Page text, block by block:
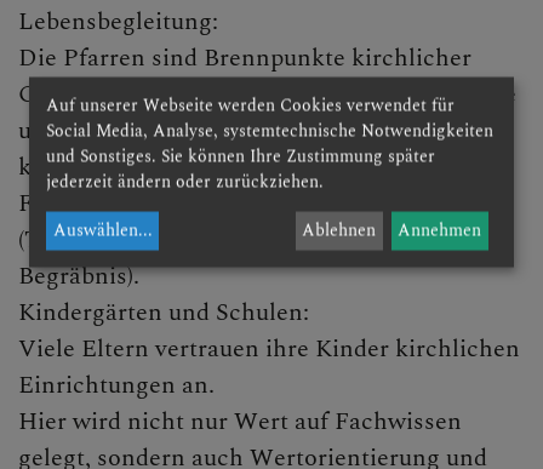
Lebensbegleitung:
Die Pfarren sind Brennpunkte kirchlicher
Gemeinschaft und ein Netzwerk für Seelsorge
und Lebensqualität. Pfarren gestalten auch
kirchliche Hochfeste und sind Orte für die
Feier von Markierungspunkten im Leben
(Taufe, Erstkommunion, Firmung, Hochzeit,
Begräbnis).
Kindergärten und Schulen:
Viele Eltern vertrauen ihre Kinder kirchlichen
Einrichtungen an.
Hier wird nicht nur Wert auf Fachwissen
gelegt, sondern auch Wertorientierung und
Auf unserer Webseite werden Cookies verwendet für
Social Media, Analyse, systemtechnische Notwendigkeiten
und Sonstiges. Sie können Ihre Zustimmung später
jederzeit ändern oder zurückziehen.
Auswählen... Ablehnen Annehmen